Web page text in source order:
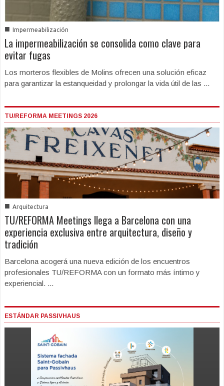
■ Impermeabilización
La impermeabilización se consolida como clave para
evitar fugas
Los morteros flexibles de Molins ofrecen una solución eficaz
para garantizar la estanqueidad y prolongar la vida útil de las ...
TU/REFORMA MEETINGS 2026
■ Arquitectura
TU/REFORMA Meetings llega a Barcelona con una
experiencia exclusiva entre arquitectura, diseño y
tradición
Barcelona acogerá una nueva edición de los encuentros
profesionales TU/REFORMA con un formato más íntimo y
experiencial. ...
ESTÁNDAR PASSIVHAUS